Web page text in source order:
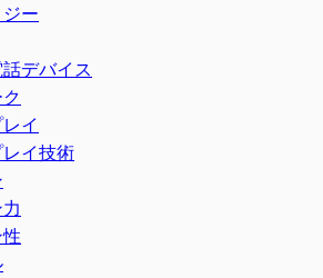
ー
デバイス
イ
イ技術